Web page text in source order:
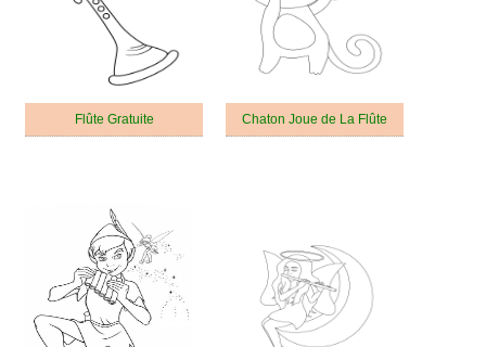
Flûte Gratuite Chaton Joue de La Flûte